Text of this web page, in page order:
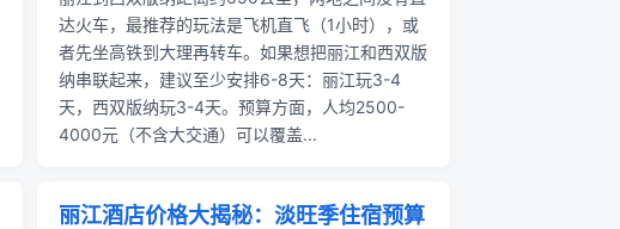
达火车，最推荐的玩法是飞机直飞（1小时），或
者先坐高铁到大理再转车。如果想把丽江和西双版
纳串联起来，建议至少安排6-8天：丽江玩3-4
天，西双版纳玩3-4天。预算方面，人均2500-
4000元（不含大交通）可以覆盖...
丽江酒店价格大揭秘：淡旺季住宿预算